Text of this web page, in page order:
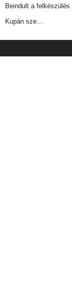
Beindult a
Kupán sze…